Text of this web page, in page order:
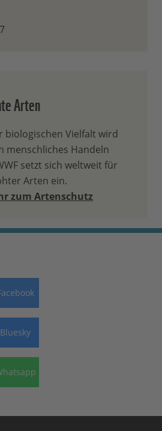
Arten
biologischen Vielfalt wird
menschliches Handeln
setzt sich weltweit für
Arten ein.
zum Artenschutz